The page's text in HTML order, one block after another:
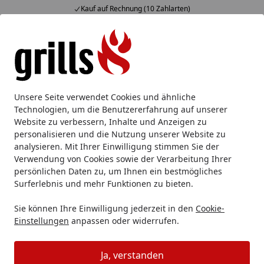
Unsere Seite verwendet Cookies und ähnliche
Technologien, um die Benutzererfahrung auf unserer
Website zu verbessern, Inhalte und Anzeigen zu
personalisieren und die Nutzung unserer Website zu
analysieren. Mit Ihrer Einwilligung stimmen Sie der
Verwendung von Cookies sowie der Verarbeitung Ihrer
persönlichen Daten zu, um Ihnen ein bestmögliches
Surferlebnis und mehr Funktionen zu bieten.
Sie können Ihre Einwilligung jederzeit in den Cookie-
Einstellungen anpassen oder widerrufen.
Ja, verstanden
Kauf auf Rechnung (10 Zahlarten)
Alle Produkte
Mein Konto
Suchen
Startseite
Broil King Broil King Grill Zubehör Broil King Pizza
Broil King Pizza Zubehör
Ihre Artikelübersicht
Kategorien
Filter / Sortierung
9 Artikel gefunden